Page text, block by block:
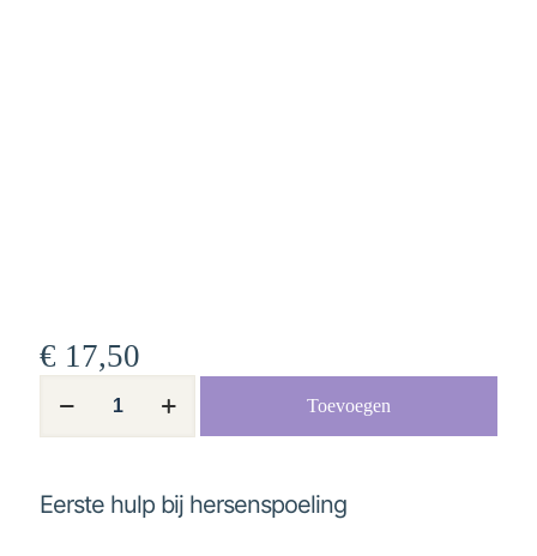
€ 17,50
hulp
Toevoegen
Eerste hulp bij hersenspoeling